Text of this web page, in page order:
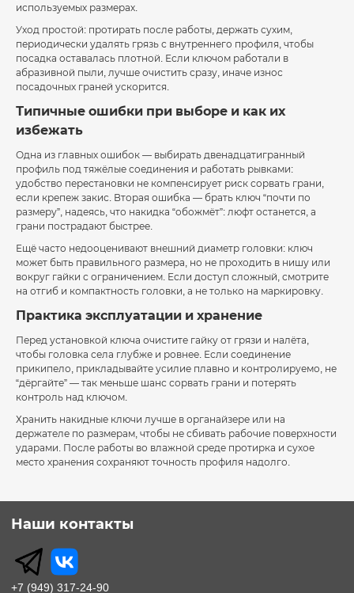
используемых размерах.
Уход простой: протирать после работы, держать сухим,
периодически удалять грязь с внутреннего профиля, чтобы
посадка оставалась плотной. Если ключом работали в
абразивной пыли, лучше очистить сразу, иначе износ
посадочных граней ускорится.
Типичные ошибки при выборе и как их
избежать
Одна из главных ошибок — выбирать двенадцатигранный
профиль под тяжёлые соединения и работать рывками:
удобство перестановки не компенсирует риск сорвать грани,
если крепеж закис. Вторая ошибка — брать ключ “почти по
размеру”, надеясь, что накидка “обожмёт”: люфт останется, а
грани пострадают быстрее.
Ещё часто недооценивают внешний диаметр головки: ключ
может быть правильного размера, но не проходить в нишу или
вокруг гайки с ограничением. Если доступ сложный, смотрите
на отгиб и компактность головки, а не только на маркировку.
Практика эксплуатации и хранение
Перед установкой ключа очистите гайку от грязи и налёта,
чтобы головка села глубже и ровнее. Если соединение
прикипело, прикладывайте усилие плавно и контролируемо, не
“дёргайте” — так меньше шанс сорвать грани и потерять
контроль над ключом.
Хранить накидные ключи лучше в органайзере или на
держателе по размерам, чтобы не сбивать рабочие поверхности
ударами. После работы во влажной среде протирка и сухое
место хранения сохраняют точность профиля надолго.
Наши контакты
+7 (949) 317-24-90